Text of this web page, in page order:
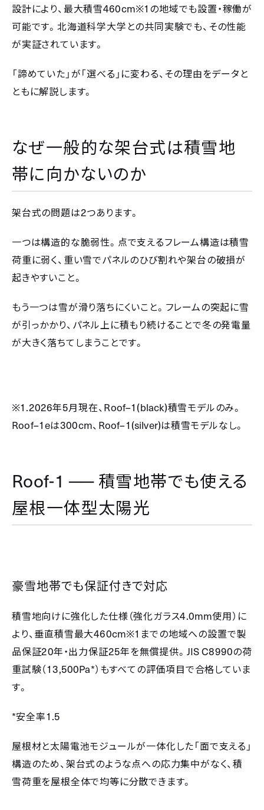
設計により、最大積雪460cm※1 の地域でも設置・稼働が
可能です。北海道科学大学との共同実験でも、その性能
が実証されています。
「諦めていた」が「選べる」に変わる、その理由をデータと
ともに解説します。
なぜ一般的な架台式は積雪地
帯に向かないのか
架台式の問題は2つあります。
一つは構造的な脆弱性。点で支えるフレーム構造は積雪
荷重に弱く、重い雪でパネルのひび割れや架台の破損が
起きやすいこと。
もう一つは雪が滑り落ちにくいこと。フレームの突起に雪
が引っかかり、パネル上に積もり続けることで冬の発電量
が大きく落ちてしまうことです。
※1.2026年5月現在、Roof–1(black)積雪モデルのみ。
Roof–1eは300cm、 Roof–1(silver)は積雪モデルなし。
Roof-1 ── 積雪地帯でも使える
屋根一体型太陽光
豪雪地帯でも保証付きで対応
積雪地向けに強化した仕様（強化ガラス4.0mm使用）に
より、垂直積雪最大460cm※1 までの地域への設置で製
品保証20年・出力保証25年を無償提供。 JIS C8990の荷
重試験（13,500Pa*）もすべての評価項目で合格していま
す。
*安全率1.5
屋根材と太陽電池モジュールが一体化した「面で支える」
構造のため、架台式のような点への応力集中がなく、積
雪荷重を屋根全体で均等に分散できます。